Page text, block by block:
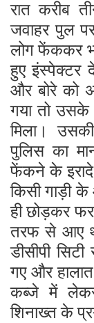
रात करीब
जवाहर पुल
लोग फेंककर
हुए इंस्पेक्टर
और बोरे को
गया तो उसके
मिला।
उसकी
पुलिस का
फेंकने के
किसी गाड़ी
ही छोड़कर
तरफ से आए
डीसीपी
गए और
कब्जे में लेकर
शिनाख्त के